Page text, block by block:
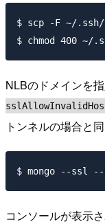
$ scp -F ~/.ssh/
NLBのドメインを
トンネルの場合と同
コンソールが表示